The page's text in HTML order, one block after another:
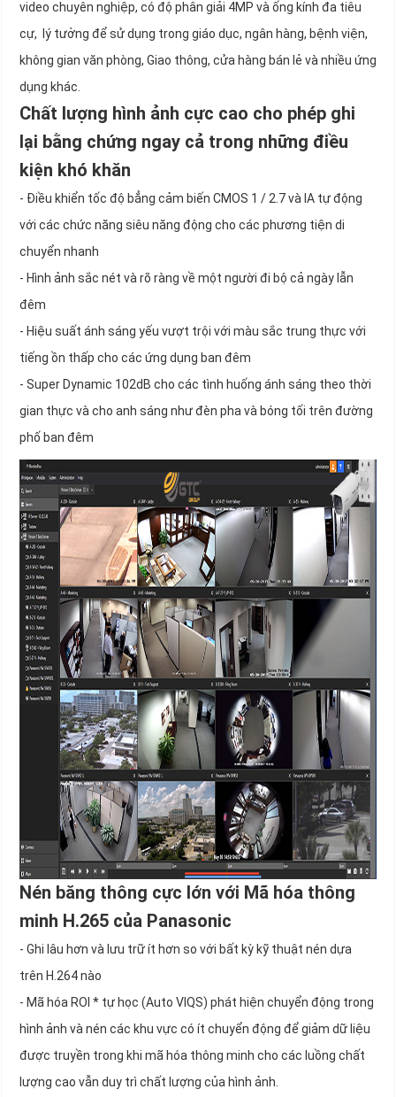
video chuyên nghiệp, có độ phân giải 4MP và ống kính đa tiêu
cự, lý tưởng để sử dụng trong giáo dục, ngân hàng, bệnh viện,
không gian văn phòng, Giao thông, cửa hàng bán lẻ và nhiều ứng
dụng khác.
Chất lượng hình ảnh cực cao cho phép ghi
lại bằng chứng ngay cả trong những điều
kiện khó khăn
- Điều khiển tốc độ bẳng cảm biến CMOS 1 / 2.7 và IA tự động
với các chức năng siêu năng động cho các phương tiện di
chuyển nhanh
- Hình ảnh sắc nét và rõ ràng về một người đi bộ cả ngày lẫn
đêm
- Hiệu suất ánh sáng yếu vượt trội với màu sắc trung thực với
tiếng ồn thấp cho các ứng dụng ban đêm
- Super Dynamic 102dB cho các tình huống ánh sáng theo thời
gian thực và cho anh sáng như đèn pha và bóng tối trên đường
phố ban đêm
Nén băng thông cực lớn với Mã hóa thông
minh H.265 của Panasonic
- Ghi lâu hơn và lưu trữ ít hơn so với bất kỳ kỹ thuật nén dựa
trên H.264 nào
- Mã hóa ROI * tự học (Auto VIQS) phát hiện chuyển động trong
hình ảnh và nén các khu vực có ít chuyển động để giảm dữ liệu
được truyền trong khi mã hóa thông minh cho các luồng chất
lượng cao vẫn duy trì chất lượng của hình ảnh.